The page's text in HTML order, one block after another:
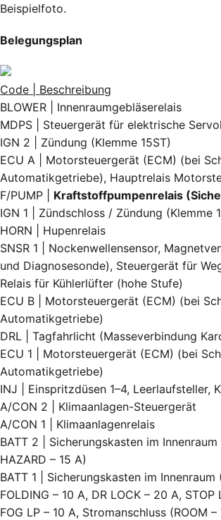
Beispielfoto.
Belegungsplan
Code | Beschreibung
BLOWER | Innenraumgebläserelais
MDPS | Steuergerät für elektrische
IGN 2 | Zündung (Klemme 15ST)
ECU A | Motorsteuergerät (ECM) (bei
Automatikgetriebe), Hauptrelais
F/PUMP | Kraftstoffpumpenrelais
IGN 1 | Zündschloss / Zündung (Klemme
HORN | Hupenrelais
SNSR 1 | Nockenwellensensor,
und Diagnosesonde), Steuergerät für
Relais für Kühlerlüfter (hohe Stufe)
ECU B | Motorsteuergerät (ECM) (bei
Automatikgetriebe)
DRL | Tagfahrlicht (Masseverbindung
ECU 1 | Motorsteuergerät (ECM) (bei
Automatikgetriebe)
INJ | Einspritzdüsen 1–4, Leerlaufsteller,
A/CON 2 | Klimaanlagen-Steuergerät
A/CON 1 | Klimaanlagenrelais
BATT 2 | Sicherungskasten im
HAZARD – 15 A)
BATT 1 | Sicherungskasten im
FOLDING – 10 A, DR LOCK – 20 A,
FOG LP – 10 A, Stromanschluss (ROOM